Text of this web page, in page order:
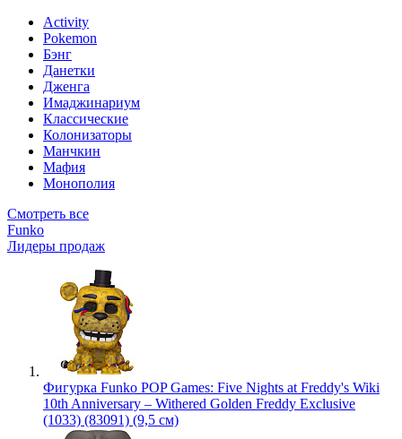
Activity
Pokemon
Бэнг
Данетки
Дженга
Имаджинариум
Классические
Колонизаторы
Манчкин
Мафия
Монополия
Смотреть все
Funko
Лидеры продаж
Фигурка Funko POP Games: Five Nights at Freddy's Wiki
10th Anniversary – Withered Golden Freddy Exclusive
(1033) (83091) (9,5 см)